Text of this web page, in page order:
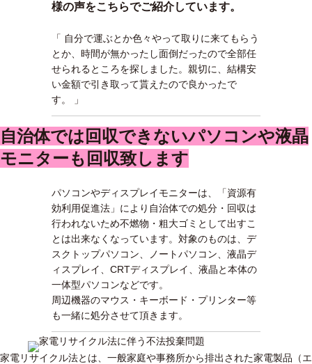
様の声をこちらでご紹介しています。
「 自分で運ぶとか色々やって取りに来てもらう
とか、時間が無かったし面倒だったので全部任
せられるところを探しました。親切に、結構安
い金額で引き取って貰えたので良かったで
す。 」
自治体では回収できないパソコンや液晶
モニターも回収致します
パソコンやディスプレイモニターは、「資源有
効利用促進法」により自治体での処分・回収は
行われないため不燃物・粗大ゴミとして出すこ
とは出来なくなっています。対象のものは、デ
スクトップパソコン、ノートパソコン、液晶デ
ィスプレイ、CRTディスプレイ、液晶と本体の
一体型パソコンなどです。
周辺機器のマウス・キーボード・プリンター等
も一緒に処分させて頂きます。
家電リサイクル法とは、一般家庭や事務所から排出された家電製品（エ